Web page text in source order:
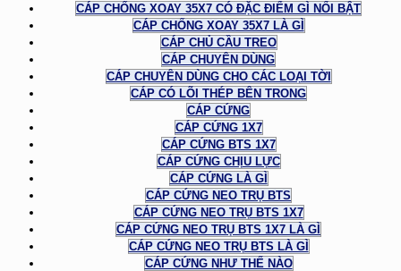
CÁP CHỐNG XOAY 35X7 CÓ ĐẶC ĐIỂM GÌ NỔI BẬT
CÁP CHỐNG XOAY 35X7 LÀ GÌ
CÁP CHỦ CẦU TREO
CÁP CHUYÊN DÙNG
CÁP CHUYÊN DÙNG CHO CÁC LOẠI TỜI
CÁP CÓ LÕI THÉP BÊN TRONG
CÁP CỨNG
CÁP CỨNG 1X7
CÁP CỨNG BTS 1X7
CÁP CỨNG CHỊU LỰC
CÁP CỨNG LÀ GÌ
CÁP CỨNG NEO TRỤ BTS
CÁP CỨNG NEO TRỤ BTS 1X7
CÁP CỨNG NEO TRỤ BTS 1X7 LÀ GÌ
CÁP CỨNG NEO TRỤ BTS LÀ GÌ
CÁP CỨNG NHƯ THẾ NÀO